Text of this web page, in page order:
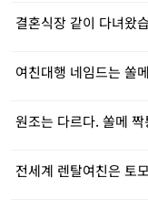
결혼식장 같이 다녀왔
여친대행 네임드는 쏠
원조는 다르다. 쏠메
전세계 렌탈여친은 토